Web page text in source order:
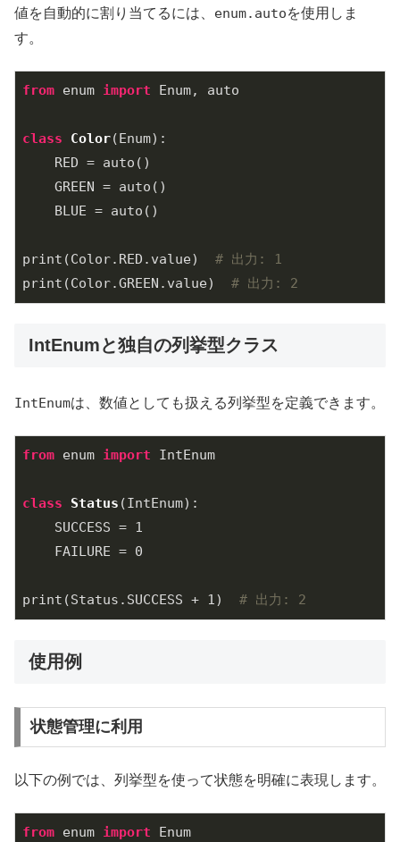
値を自動的に割り当てるには、 enum.autoを使用しま
す。
from enum import Enum, auto
class Color(Enum) :
    RED = auto()
    GREEN = auto()
    BLUE = auto()
print(Color.RED.value) # 出力: 1
print(Color.GREEN.value) # 出力: 2
IntEnumと独自の列挙型クラス
IntEnumは、数値としても扱える列挙型を定義できます。
from enum import IntEnum
class Status (IntEnum) :
    SUCCESS =
1
    FAILURE =
0
print(Status.SUCCESS + 1) # 出力: 2
使用例
状態管理に利用
以下の例では、列挙型を使って状態を明確に表現します。
from enum import Enum